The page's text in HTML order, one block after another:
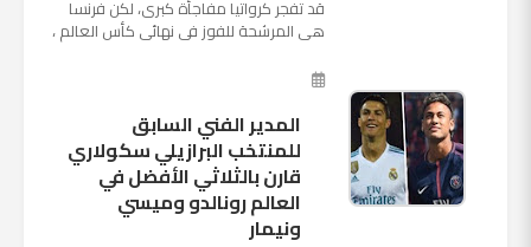
قد تفجر كرواتيا مفاجأة كبرى، لكن فرنسا
هي المرشحة للفوز في نهائي كأس العالم ،
الروسية في يوم شديد الح...
المدير الفني السابق
للمنتخب البرازيلي سكولاري
قارن بالثلاثي الأفضل في
العالم رونالدو وميسي
ونيمار